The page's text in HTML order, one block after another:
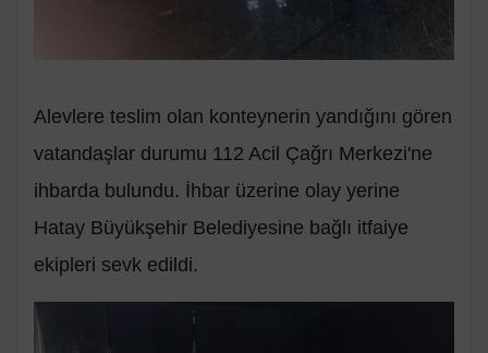
Alevlere teslim olan konteynerin yandığını gören
vatandaşlar durumu 112 Acil Çağrı Merkezi'ne
ihbarda bulundu. İhbar üzerine olay yerine
Hatay Büyükşehir Belediyesine bağlı itfaiye
ekipleri sevk edildi.